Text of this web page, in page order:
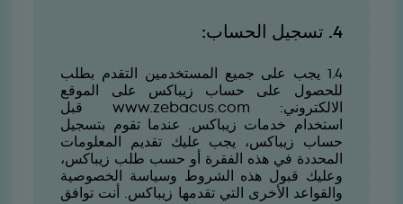
4. تسجيل الحساب:
4.1 يجب على جميع المستخدمين التقدم بطلب
للحصول على حساب زيباكس على الموقع
الالكتروني: www.zebacus.comقبل
استخدام خدمات زيباكس. عندما تقوم بتسجيل
حساب زيباكس، يجب عليك تقديم المعلومات
المحددة في هذه الفقرة أو حسب طلب زيباكس،
وعليك قبول هذه الشروط وسياسة الخصوصية
والقواعد الأخرى التي تقدمها زيباكس. أنت توافق